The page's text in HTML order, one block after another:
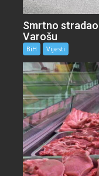
Smrtno
Varošu
BiH Vijesti